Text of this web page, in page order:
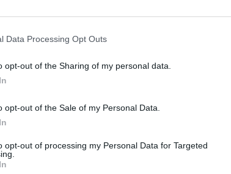
Data Processing Opt Outs
opt-out of the Sharing of my personal data.
opt-out of the Sale of my Personal Data.
opt-out of processing my Personal Data for Targeted
Więcej informacji znajdziesz